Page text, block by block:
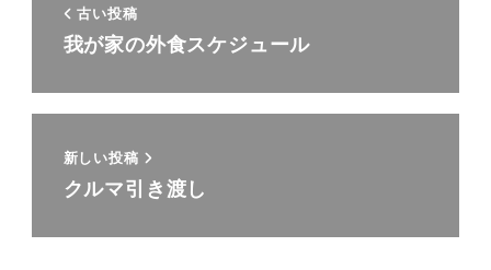
古い投稿
我が家の外食スケジュール
新しい投稿
クルマ引き渡し